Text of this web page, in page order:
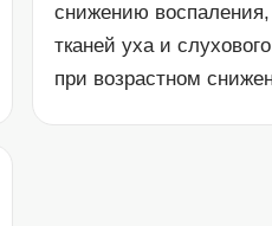
снижению воспаления,
тканей уха и
при возрастном